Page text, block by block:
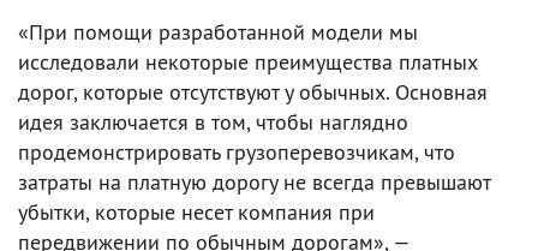
«При помощи разработанной модели мы
исследовали некоторые преимущества платных
дорог, которые отсутствуют у обычных. Основная
идея заключается в том, чтобы наглядно
продемонстрировать грузоперевозчикам, что
затраты на платную дорогу не всегда превышают
убытки, которые несет компания при
передвижении по обычным дорогам», —